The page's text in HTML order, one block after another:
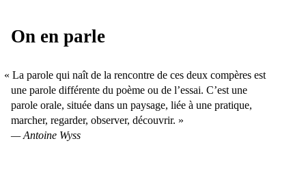
On en parle
La parole qui naît de la rencontre de ces deux compères est
une parole différente du poème ou de l’essai. C’est une
parole orale, située dans un paysage, liée à une pratique,
marcher, regarder, observer, découvrir.
Antoine Wyss